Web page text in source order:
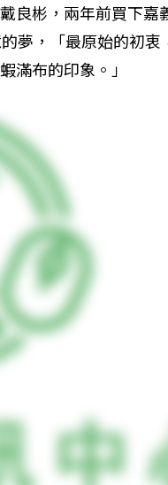
良彬，兩年前買下嘉
夢，「最原始的初衷
滿布的印象。」